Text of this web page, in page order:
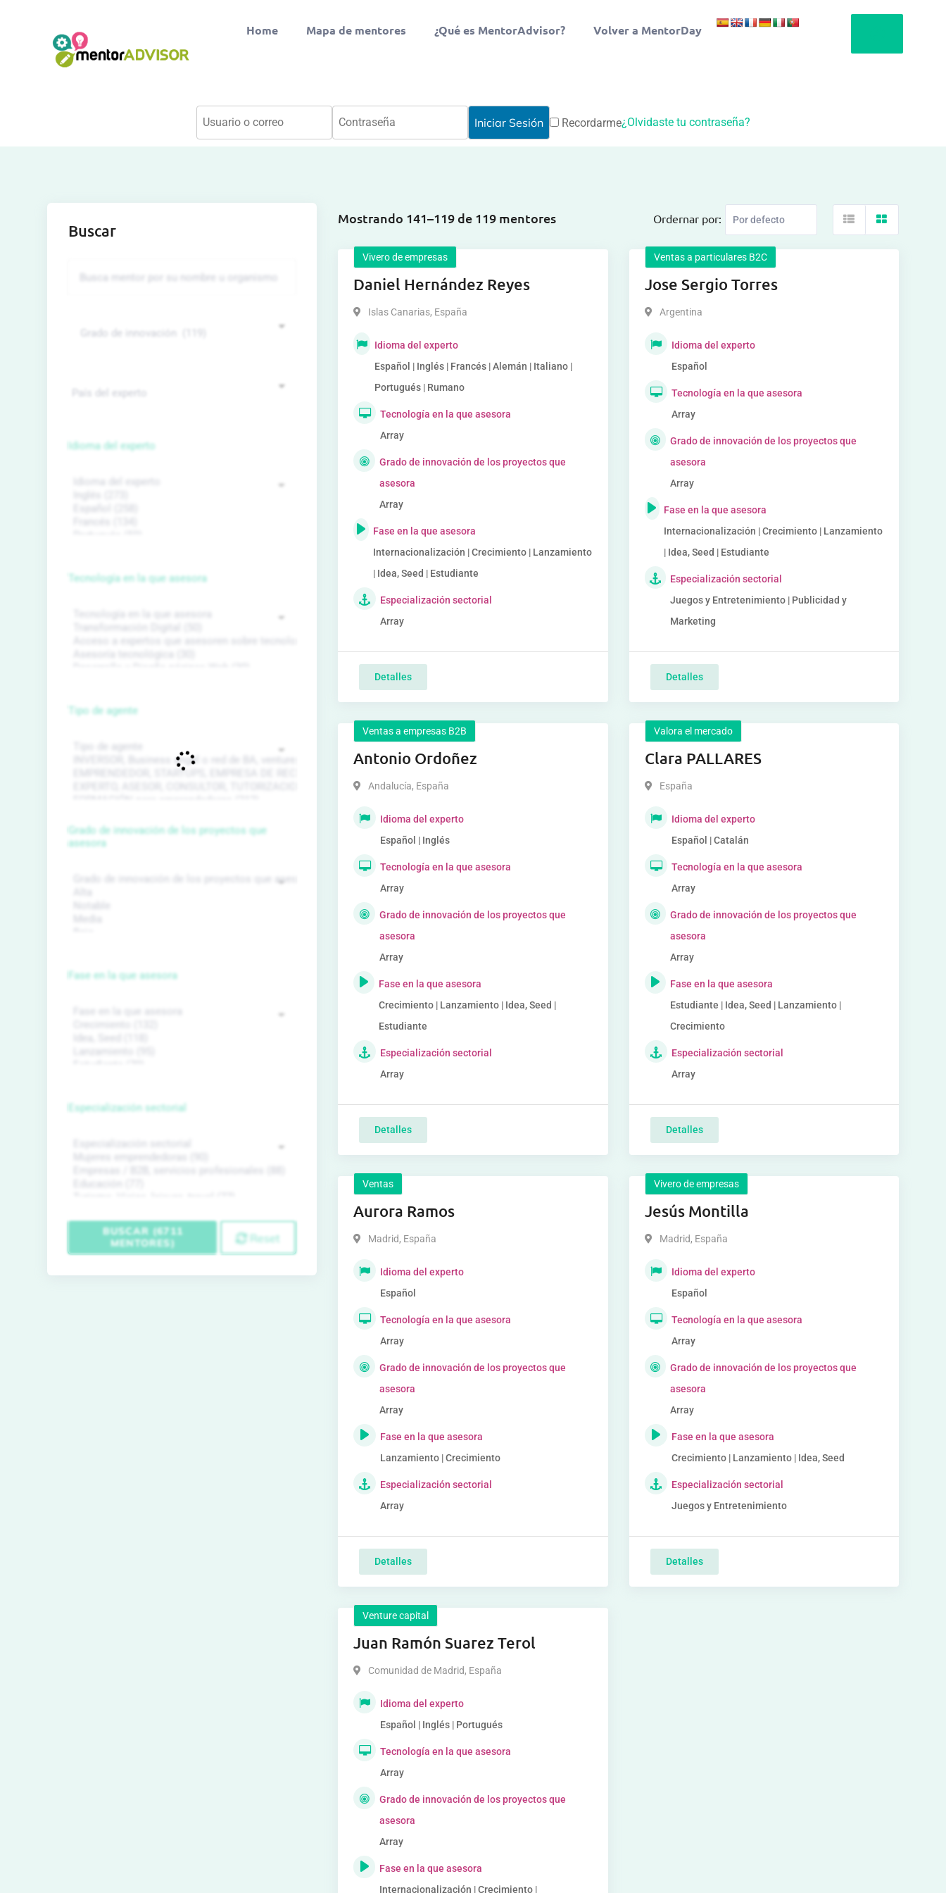
Home Mapa de mentores ¿Qué es MentorAdvisor? Volver a MentorDay
Recordarme¿Olvidaste tu contraseña?
Mostrando 141–119 de 119 mentores Ordernar por:
Vivero de empresas
Daniel Hernández Reyes
Islas Canarias, España
Idioma del experto
Español | Inglés | Francés | Alemán | Italiano |
Portugués | Rumano
Tecnología en la que asesora
Array
Grado de innovación de los proyectos que
asesora
Array
Fase en la que asesora
Internacionalización | Crecimiento | Lanzamiento
| Idea, Seed | Estudiante
Especialización sectorial
Array
Detalles
Ventas a particulares B2C
Jose Sergio Torres
Argentina
Idioma del experto
Español
Tecnología en la que asesora
Array
Grado de innovación de los proyectos que
asesora
Array
Fase en la que asesora
Internacionalización | Crecimiento | Lanzamiento
| Idea, Seed | Estudiante
Especialización sectorial
Juegos y Entretenimiento | Publicidad y
Marketing
Detalles
Ventas a empresas B2B
Antonio Ordoñez
Andalucía, España
Idioma del experto
Español | Inglés
Tecnología en la que asesora
Array
Grado de innovación de los proyectos que
asesora
Array
Fase en la que asesora
Crecimiento | Lanzamiento | Idea, Seed |
Estudiante
Especialización sectorial
Array
Detalles
Valora el mercado
Clara PALLARES
España
Idioma del experto
Español | Catalán
Tecnología en la que asesora
Array
Grado de innovación de los proyectos que
asesora
Array
Fase en la que asesora
Estudiante | Idea, Seed | Lanzamiento |
Crecimiento
Especialización sectorial
Array
Detalles
Ventas
Aurora Ramos
Madrid, España
Idioma del experto
Español
Tecnología en la que asesora
Array
Grado de innovación de los proyectos que
asesora
Array
Fase en la que asesora
Lanzamiento | Crecimiento
Especialización sectorial
Array
Detalles
Vivero de empresas
Jesús Montilla
Madrid, España
Idioma del experto
Español
Tecnología en la que asesora
Array
Grado de innovación de los proyectos que
asesora
Array
Fase en la que asesora
Crecimiento | Lanzamiento | Idea, Seed
Especialización sectorial
Juegos y Entretenimiento
Detalles
Venture capital
Juan Ramón Suarez Terol
Comunidad de Madrid, España
Idioma del experto
Español | Inglés | Portugués
Tecnología en la que asesora
Array
Grado de innovación de los proyectos que
asesora
Array
Fase en la que asesora
Internacionalización | Crecimiento |
Buscar
Idioma del experto
Tecnología en la que asesora
Tipo de agente
Grado de innovación de los proyectos que
asesora
Fase en la que asesora
Especialización sectorial
BUSCAR (6711
MENTORES)
Reset